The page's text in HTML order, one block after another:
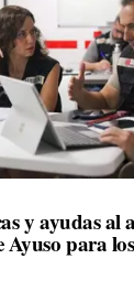
y ayudas al
para